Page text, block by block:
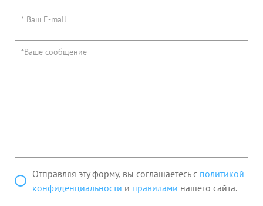
Отправляя эту форму, вы соглашаетесь с политикой
конфиденциальности и правилами нашего сайта.